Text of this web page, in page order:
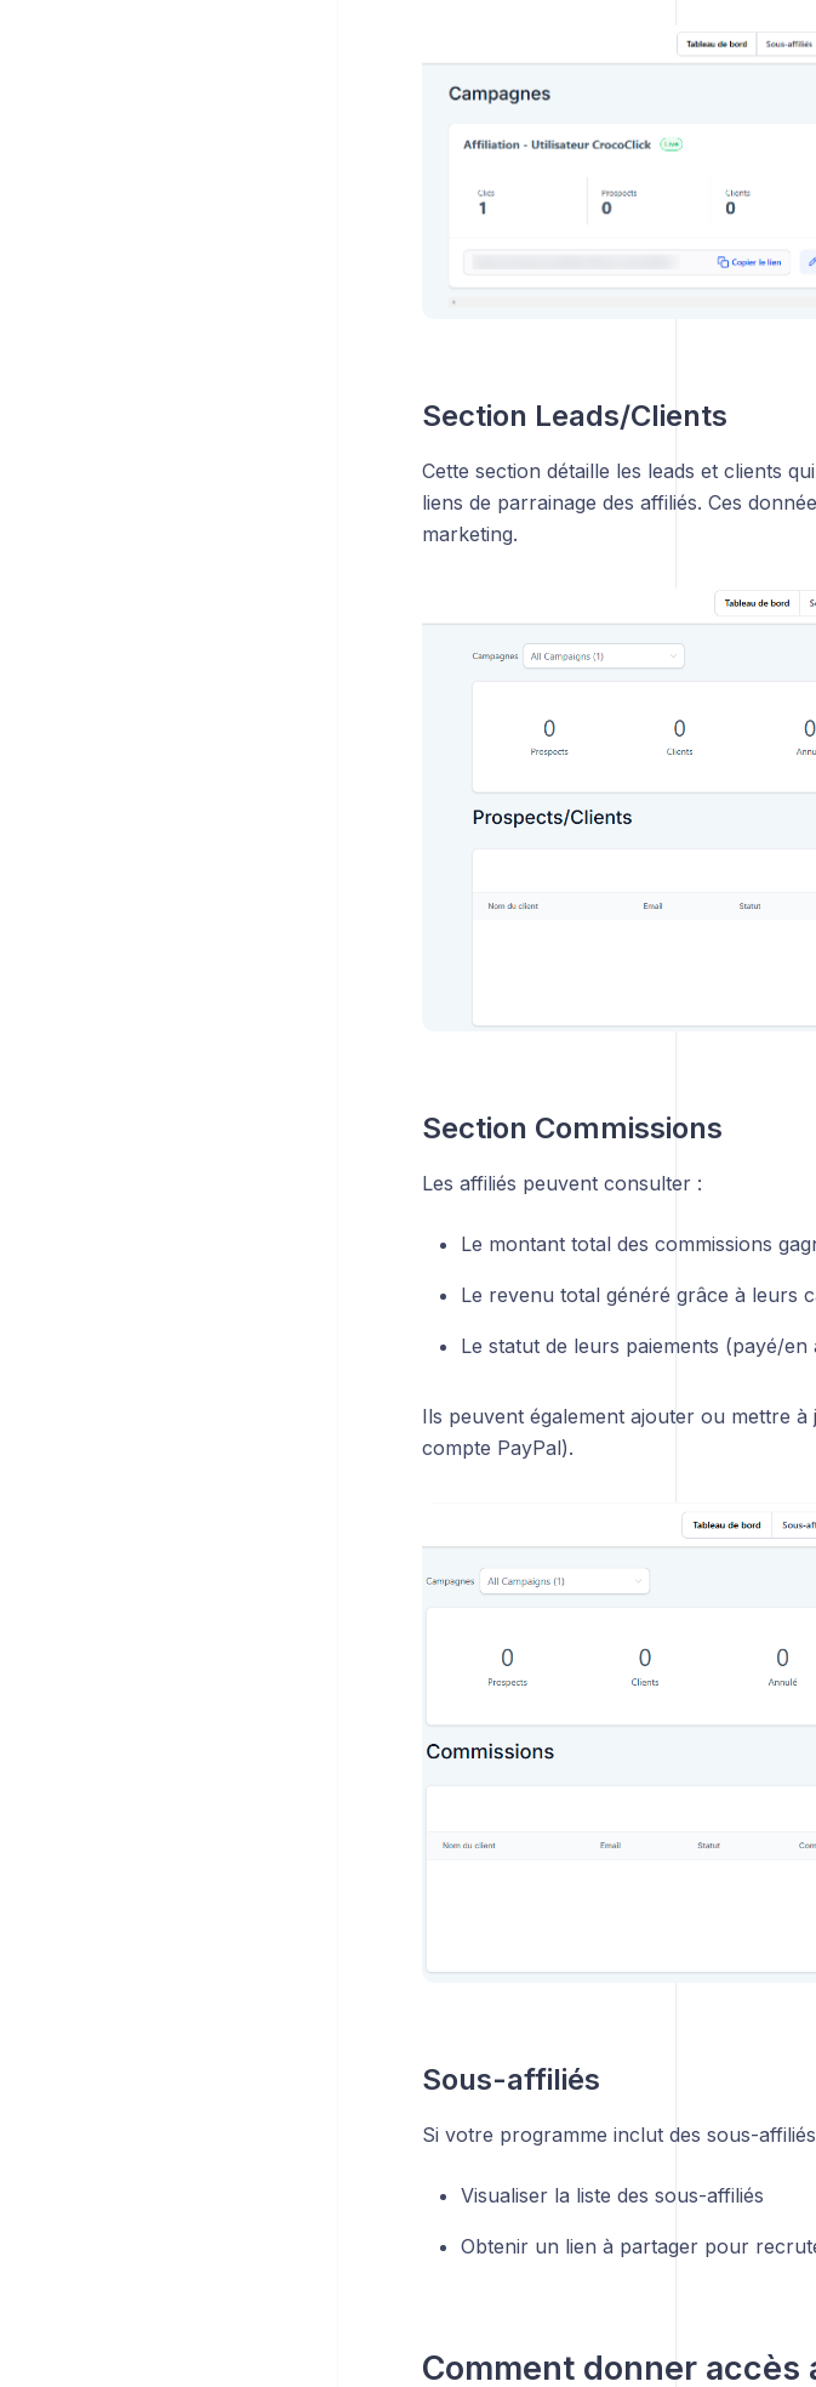
Section Leads/Clients
Cette section détaille les leads et clients
liens de parrainage des affiliés. Ces
marketing.
Section Commissions
Les affiliés peuvent consulter :
Le montant total des commissions
Le revenu total généré grâce à leurs
Le statut de leurs paiements (payé/en
Ils peuvent également ajouter ou mettre
compte PayPal).
Sous-affiliés
Si votre programme inclut des sous-
Visualiser la liste des sous-affiliés
Obtenir un lien à partager pour
Comment donner accès